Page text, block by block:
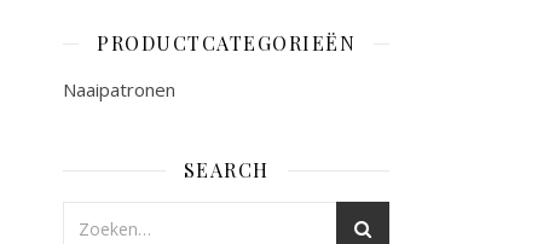
PRODUCTCATEGORIEËN
Naaipatronen
SEARCH